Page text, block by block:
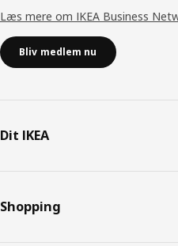
Læs mere om IKEA Business
Bliv medlem nu
Dit IKEA
Shopping